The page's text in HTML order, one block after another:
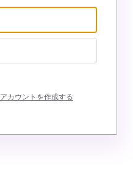
アカウントを作成する